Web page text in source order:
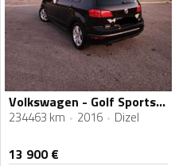
Volkswagen - Golf Sportsvan - 2.0
234463 km 2016 Dizel
13 900€